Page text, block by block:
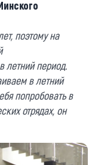
поэтому на
летний период.
в летний
попробовать в
отрядах, он